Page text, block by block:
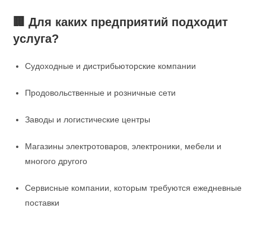
🏢 Для каких предприятий подходит
услуга?
Судоходные и дистрибьюторские компании
Продовольственные и розничные сети
Заводы и логистические центры
Магазины электротоваров, электроники, мебели и
многого другого
Сервисные компании, которым требуются ежедневные
поставки